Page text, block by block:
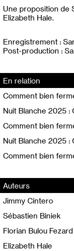
Une proposition de
Elizabeth Hale.
Enregistrement :
Post-production :
En relation
Auteurs
Jimmy Cintero
Sébastien Biniek
Florian Bulou Fezard
Elizabeth Hale